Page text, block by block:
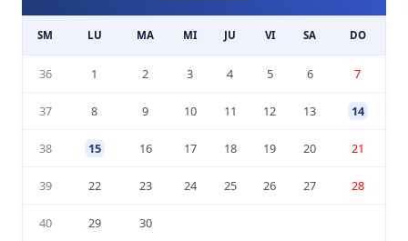
SM LU MA MI JU VI SA DO
36 1 2 3 4 5 6 7
37 8 9 10 11 12 13 14
38 15 16 17 18 19 20 21
39 22 23 24 25 26 27 28
40 29 30